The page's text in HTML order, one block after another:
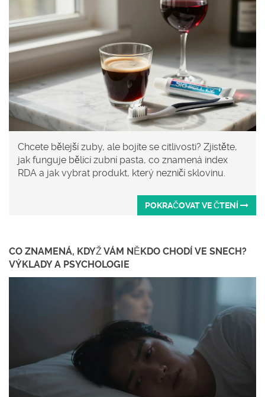
Chcete bělejší zuby, ale bojíte se citlivosti? Zjistěte,
jak funguje bělící zubní pasta, co znamená index
RDA a jak vybrat produkt, který nezničí sklovinu.
POKRAČOVAT VE ČTENÍ
CO ZNAMENÁ, KDYŽ VÁM NĚKDO CHODÍ VE SNECH?
VÝKLADY A PSYCHOLOGIE